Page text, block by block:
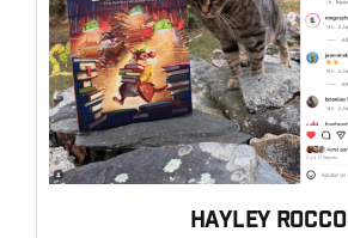
Hayley Rocco